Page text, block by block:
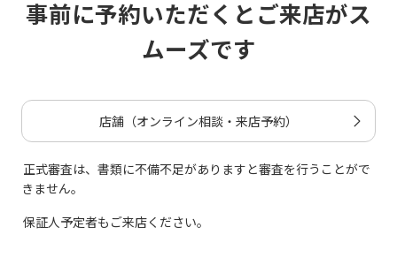
事前に予約いただくとご来店がス
ムーズです
店舗（オンライン相談・来店予約）
正式審査は、書類に不備不足がありますと審査を行うことがで
きません。
保証人予定者もご来店ください。